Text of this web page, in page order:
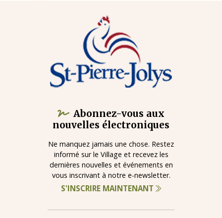
Abonnez-vous aux
nouvelles électroniques
Ne manquez jamais une chose. Restez
informé sur le Village et recevez les
dernières nouvelles et événements en
vous inscrivant à notre e-newsletter.
S'INSCRIRE MAINTENANT